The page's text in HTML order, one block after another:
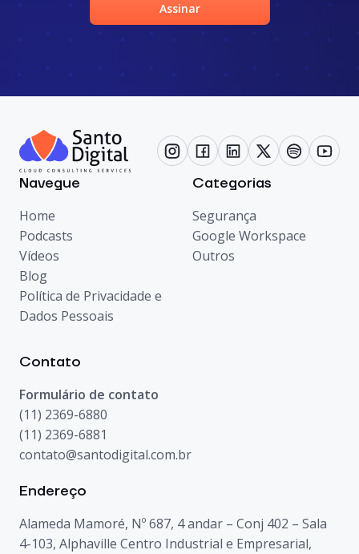
Assinar
Navegue
Home
Podcasts
Vídeos
Blog
Política de Privacidade e
Dados Pessoais
Categorias
Segurança
Google Workspace
Outros
Contato
Formulário de contato
(11) 2369-6880
(11) 2369-6881
contato@santodigital.com.br
Endereço
Alameda Mamoré, Nº 687, 4 andar – Conj 402 – Sala
4-103, Alphaville Centro Industrial e Empresarial,